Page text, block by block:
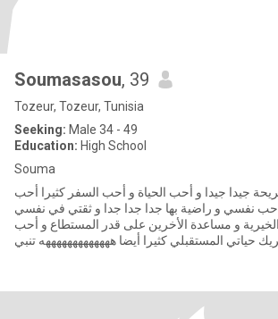
Soumasasou, 39
Tozeur, Tozeur, Tunisia
Seeking: Male 34 - 49
Education: High School
Souma
جيدا جيدا و أحب الحياة و أحب السفر كثيرا أحب
أحب نفسي و راضية بها جدا جدا جدا و ثقتي في نفسي
و مساعدة الأخرين على قدر المستطاع و أحب
حياتي المستقبلي كثيرا أيضا هههههههههههههه تنبي